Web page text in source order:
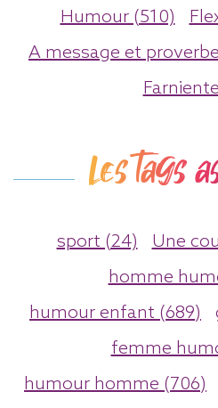
Humour (510)
A message et
Les tags
sport (24)
Une
homme
humour enfant (689)
femme
humour homme (706)